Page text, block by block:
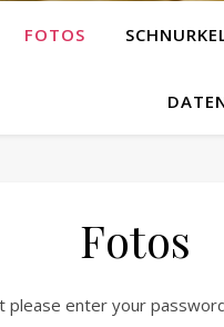
FOTOS
Fotos
enter your